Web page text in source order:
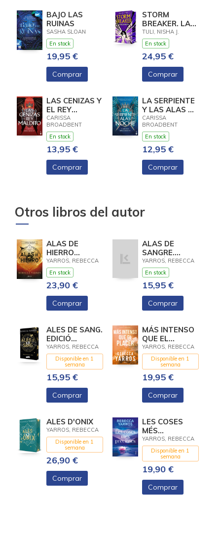
BAJO LAS
RUINAS
SASHA SLOAN
En stock
19,95 €
Comprar
STORM
BREAKER. LA
TRENCATEMPESTES
TULI, NISHA J.
En stock
24,95 €
Comprar
LAS CENIZAS Y
EL REY
MALDITO
CARISSA
BROADBENT
En stock
13,95 €
Comprar
LA SERPIENTE
Y LAS ALAS DE
LA NOCHE
CARISSA
BROADBENT
En stock
12,95 €
Comprar
Otros libros del autor
ALAS DE
HIERRO
(EMPÍREO 2)
YARROS, REBECCA
En stock
23,90 €
Comprar
ALAS DE
SANGRE.
EDICIÓN
ESPECIAL
LIMITADA CON
CANTOS
DECORADOS
YARROS, REBECCA
En stock
15,95 €
Comprar
ALES DE SANG.
EDICIÓ
ESPECIAL
LIMITADA AMB
CANTELLS
DECORATS
YARROS, REBECCA
Disponible en 1
semana
15,95 €
Comprar
MÁS INTENSO
QUE EL
PLACER
(VUELO Y
GLORIA 3)
YARROS, REBECCA
Disponible en 1
semana
19,95 €
Comprar
ALES D'ONIX
YARROS, REBECCA
Disponible en 1
semana
26,90 €
Comprar
LES COSES
MÉS
PRECIOSES
YARROS, REBECCA
Disponible en 1
semana
19,90 €
Comprar